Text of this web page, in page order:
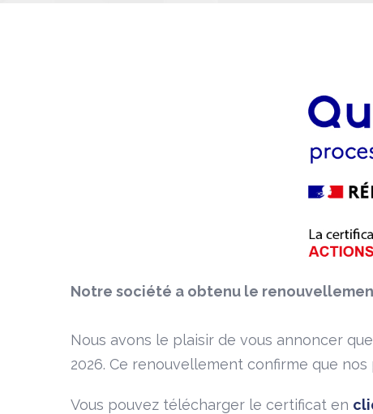
Notre société a obtenu le renouvellement
Nous avons le plaisir de vous annoncer
2026. Ce renouvellement confirme que
Vous pouvez télécharger le certificat en